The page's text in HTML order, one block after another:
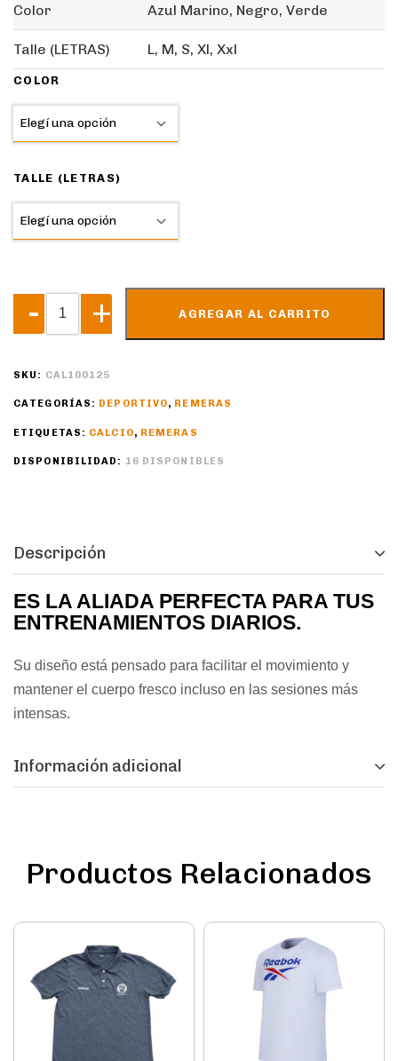
Color Azul Marino, Negro, Verde
Talle (LETRAS) L, M, S, Xl, Xxl
COLOR
TALLE (LETRAS)
AGREGAR AL CARRITO
SKU: CAL100125
CATEGORÍAS: DEPORTIVO, REMERAS
ETIQUETAS: CALCIO, REMERAS
DISPONIBILIDAD: 16 DISPONIBLES
Descripción
ES LA ALIADA PERFECTA PARA TUS
ENTRENAMIENTOS DIARIOS.
Su diseño está pensado para facilitar el movimiento y
mantener el cuerpo fresco incluso en las sesiones más
intensas.
Información adicional
Productos Relacionados